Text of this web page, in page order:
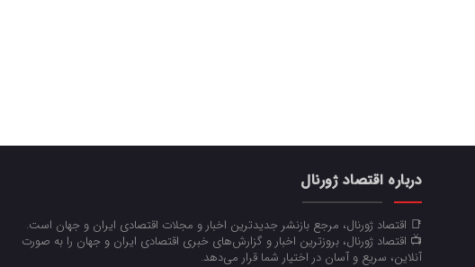
درباره اقتصاد ژورنال
📑 اقتصاد ژورنال، مرجع بازنشر جدیدترین اخبار و مجلات اقتصادی ایران و جهان است.
📺 اقتصاد ژورنال، بروزترین اخبار و گزارش‌های خبری اقتصادی ایران و جهان را به صورت
آنلاین، سریع و آسان در اختیار شما قرار می‌‌دهد.